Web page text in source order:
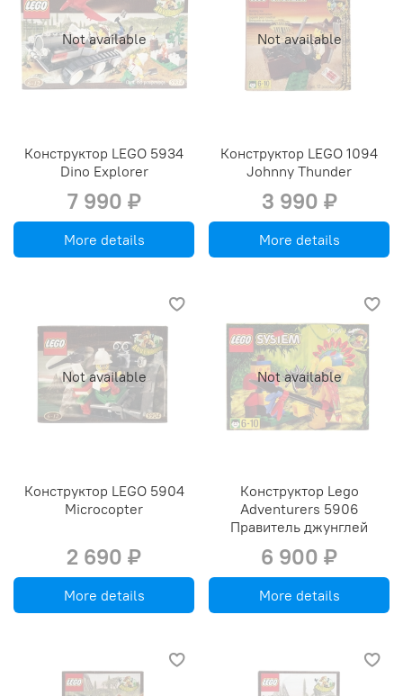
Not available
Конструктор LEGO 5934
Dino Explorer
7 990 ₽
More details
Not available
Конструктор LEGO 1094
Johnny Thunder
3 990 ₽
More details
Not available
Конструктор LEGO 5904
Microcopter
2 690 ₽
More details
Not available
Конструктор Lego
Adventurers 5906
Правитель джунглей
6 900 ₽
More details